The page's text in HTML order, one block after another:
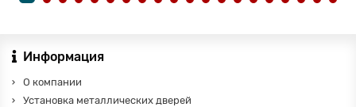
Информация
О компании
Установка металлических дверей